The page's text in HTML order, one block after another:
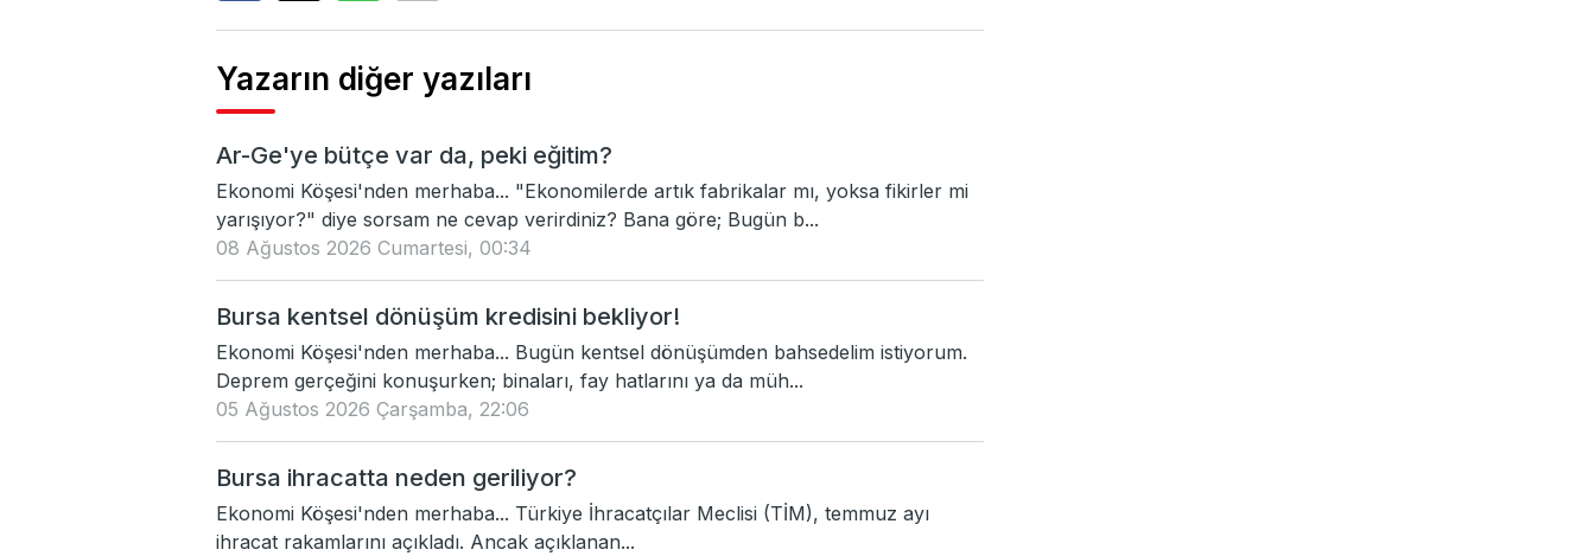
Yazarın diğer yazıları
Ar-Ge'ye bütçe var da, peki eğitim?
Ekonomi Köşesi'nden merhaba... "Ekonomilerde artık fabrikalar mı, yoksa fikirler mi
yarışıyor?" diye sorsam ne cevap verirdiniz? Bana göre; Bugün b...
08 Ağustos 2026 Cumartesi, 00:34
Bursa kentsel dönüşüm kredisini bekliyor!
Ekonomi Köşesi'nden merhaba... Bugün kentsel dönüşümden bahsedelim istiyorum.
Deprem gerçeğini konuşurken; binaları, fay hatlarını ya da müh...
05 Ağustos 2026 Çarşamba, 22:06
Bursa ihracatta neden geriliyor?
Ekonomi Köşesi'nden merhaba... Türkiye İhracatçılar Meclisi (TİM), temmuz ayı
ihracat rakamlarını açıkladı. Ancak açıklanan...